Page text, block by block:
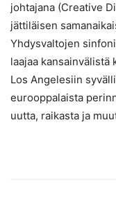
johtajana (Creative
jättiläisen
Yhdysvaltojen
laajaa
Los Angelesiin
eurooppalaista
uutta, raikasta ja